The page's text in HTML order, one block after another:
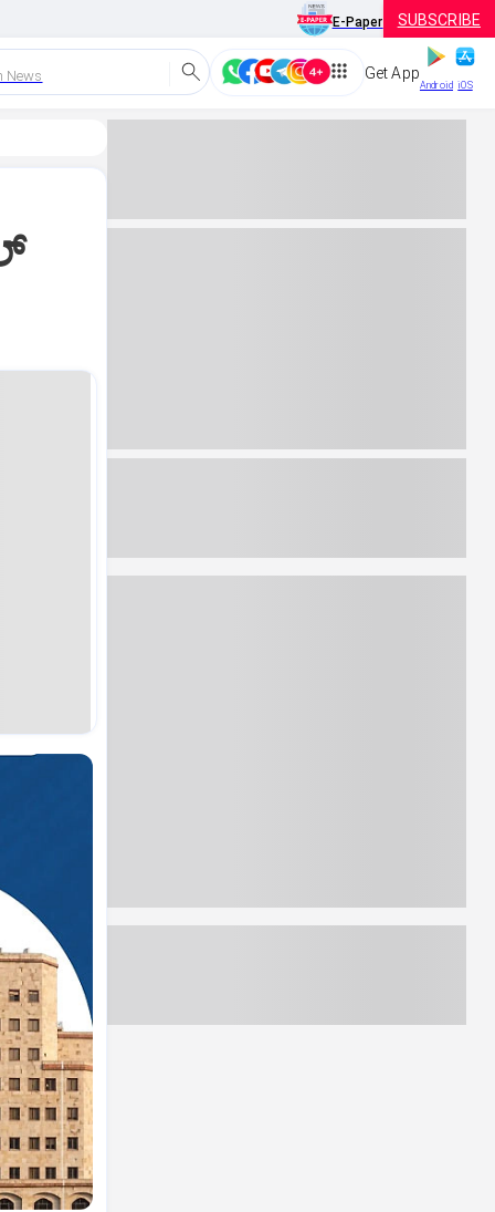
E-Paper SUBSCRIBE
News Get App
Android iOS